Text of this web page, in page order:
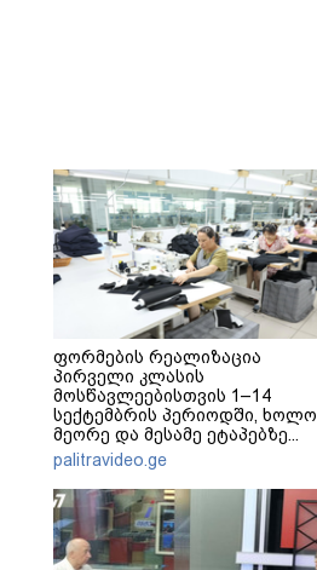
ფორმების რეალიზაცია
პირველი კლასის
მოსწავლეებისთვის 1–14
სექტემბრის პერიოდში, ხოლო
მეორე და მესამე ეტაპებზე...
palitravideo.ge